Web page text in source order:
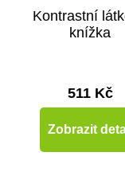
Kontrastní
knížka
511 Kč
Zobrazit